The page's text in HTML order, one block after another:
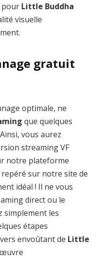
pour Little Buddha
visuelle
gratuit
optimale, ne
que quelques
vous aurez
streaming VF
notre plateforme
sur notre site de
idéal ! Il ne vous
direct ou le
simplement les
étapes
envoûtant de Little